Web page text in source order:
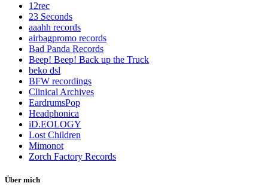
12rec
23 Seconds
aaahh records
airbagpromo records
Bad Panda Records
Beep! Beep! Back up the Truck
beko dsl
BFW recordings
Clinical Archives
EardrumsPop
Headphonica
iD.EOLOGY
Lost Children
Mimonot
Zorch Factory Records
Über mich